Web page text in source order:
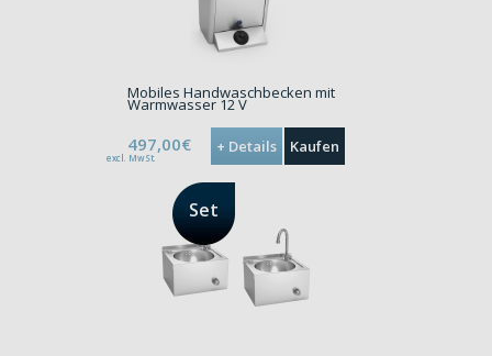
Mobiles Handwaschbecken mit
Warmwasser 12 V
497,00€
excl. MwSt.
Kaufen
+ Details
Set